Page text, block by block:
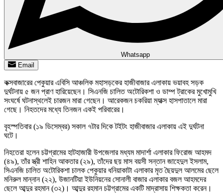
Whatsapp
Email
কক্সবাজারের পেকুয়ার এবিসি আঞ্চলিক মহাসড়কের হাজীবাজার এলাকায় ভয়াবহ সড়ক
দুর্ঘটনায় ৫ জন প্রাণ হারিয়েছেন। সিএনজি চালিত অটোরিকশা ও ডাম্প ট্রাকের মুখোমুখি
সংঘর্ষে ঘটনাস্থলেই চারজন মারা গেছেন। আরেকজন চকরিয়া ম্যাক্স হাসপাতালে মারা
গেছে। নিহতদের মধ্যে তিনজন একই পরিবারের।
বৃহস্পতিবার (১৯ ডিসেম্বর) সকাল ৭টার দিকে টইটং হাজীবাজার এলাকায় এই দুর্ঘটনা
ঘটে।
নিহতেরা হলেন চট্টগ্রামের হাটহাজারী উপজেলার মধ্যম মাদার্শা এলাকার ফিরোজ আহমদ
(৪৯), তাঁর স্ত্রী শাহিন আকতার (২৯), তাঁদের ছয় মাস বয়সী সন্তান জাহেদুল ইসলাম,
সিএনজি চালিত অটোরিকশা চালক পেকুয়ার ধনিয়াকাটা এলাকার মৃত ছৈয়দুল আলমের ছেলে
মনিরুল মান্নান (২২), উজানটিয়া ইউনিয়নের সোনালী বাজার এলাকার বজল আহমদের
ছেলে আব্দুর রহমান (৩২)। আব্দুর রহমান চট্টগ্রামের একটি মাদ্রাসায় শিক্ষকতা করেন।